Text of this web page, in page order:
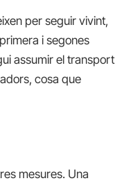
per seguir vivint,
i segones
assumir el transport
cosa que
mesures. Una